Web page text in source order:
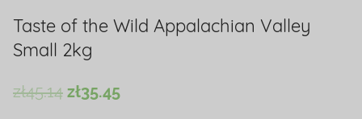
Taste of the Wild Appalachian Valley
Small 2kg
zł45.14 zł35.45